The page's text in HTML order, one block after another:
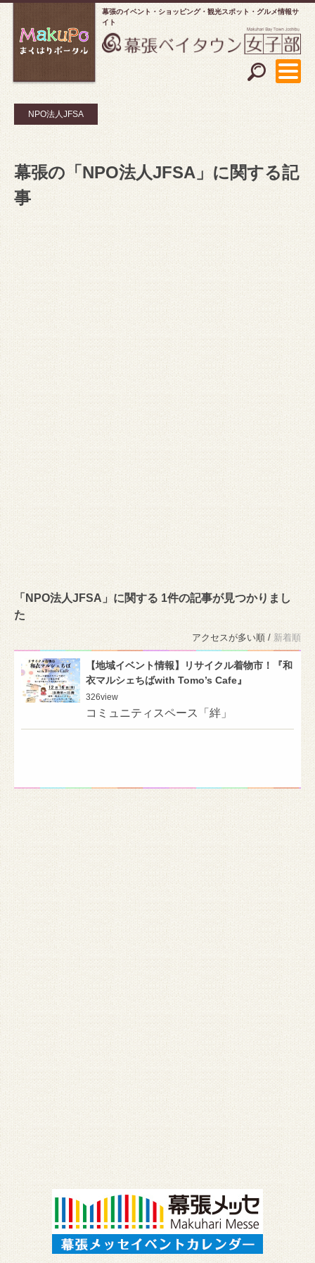
幕張のイベント・ショッピング
観光スポット・グルメ情報サ
イト
NPO法人JFSA
幕張の「NPO法人JFSA」に関する記
事
「NPO法人JFSA」に関する 1件の記事が見つかりまし
た
アクセスが多い順 / 新着順
【地域イベント情報】リサイクル着物市！『和
衣マルシェちばwith Tomo’s Cafe』
326view
コミュニティスペース「絆」